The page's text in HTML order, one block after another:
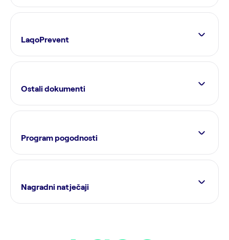
LaqoPrevent
Ostali dokumenti
Program pogodnosti
Nagradni natječaji